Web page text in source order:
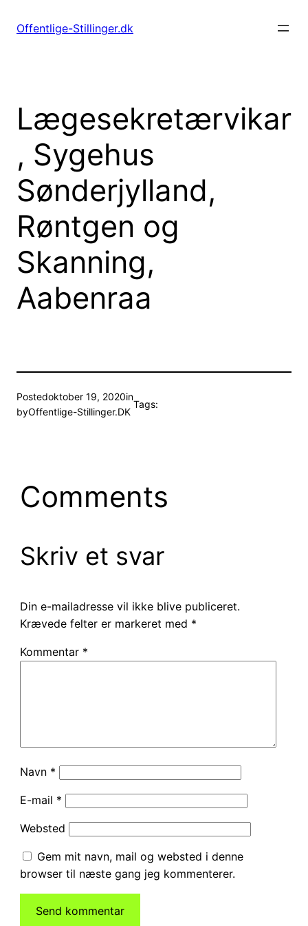
Offentlige-Stillinger.dk
Lægesekretærvikar
, Sygehus
Sønderjylland,
Røntgen og
Skanning,
Aabenraa
Postedoktober 19, 2020in
byOffentlige-Stillinger.DK
Tags:
Comments
Skriv et svar
Din e-mailadresse vil ikke blive publiceret.
Krævede felter er markeret med *
Kommentar *
Navn *
E-mail *
Websted
Gem mit navn, mail og websted i denne
browser til næste gang jeg kommenterer.